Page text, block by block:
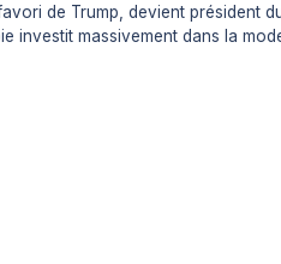
de Trump, devient président
investit massivement dans la